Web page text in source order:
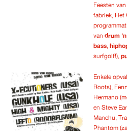
Feesten
fabriek, Het
vandrum 'n
bass ,
surfgolf!),
Enkele
Roots),
Hermano
en Steve
Manchu,
Phantom